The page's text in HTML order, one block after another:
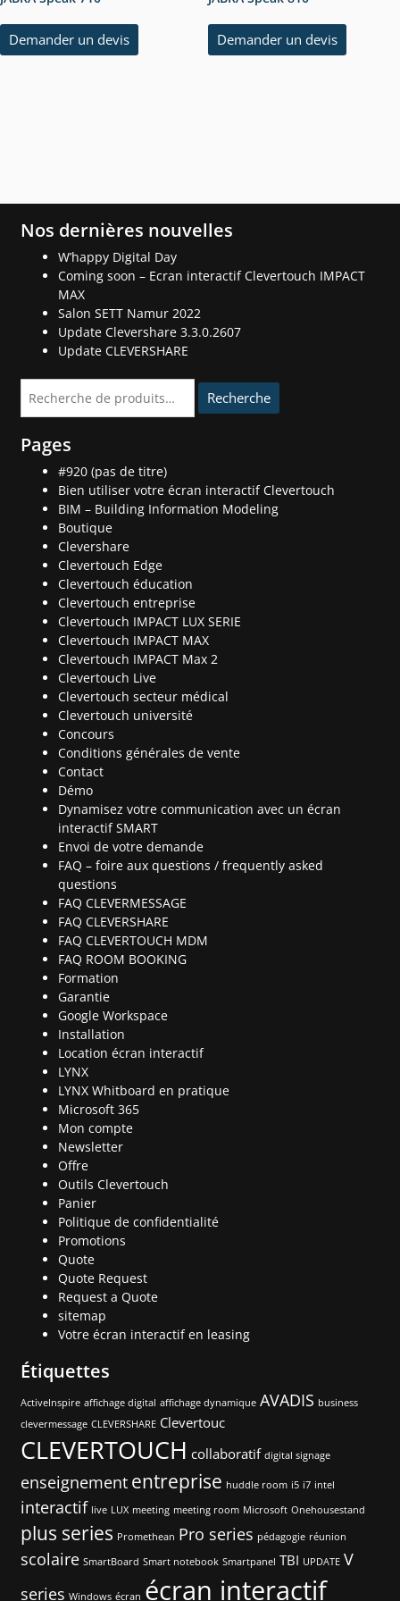
Demander un devis Demander un devis
Nos dernières nouvelles
W’happy Digital Day
Coming soon – Ecran interactif Clevertouch IMPACT
MAX
Salon SETT Namur 2022
Update Clevershare 3.3.0.2607
Update CLEVERSHARE
pour :
Recherche
Pages
#920 (pas de titre)
Bien utiliser votre écran interactif Clevertouch
BIM – Building Information Modeling
Boutique
Clevershare
Clevertouch Edge
Clevertouch éducation
Clevertouch entreprise
Clevertouch IMPACT LUX SERIE
Clevertouch IMPACT MAX
Clevertouch IMPACT Max 2
Clevertouch Live
Clevertouch secteur médical
Clevertouch université
Concours
Conditions générales de vente
Contact
Démo
Dynamisez votre communication avec un écran
interactif SMART
Envoi de votre demande
FAQ – foire aux questions / frequently asked
questions
FAQ CLEVERMESSAGE
FAQ CLEVERSHARE
FAQ CLEVERTOUCH MDM
FAQ ROOM BOOKING
Formation
Garantie
Google Workspace
Installation
Location écran interactif
LYNX
LYNX Whitboard en pratique
Microsoft 365
Mon compte
Newsletter
Offre
Outils Clevertouch
Panier
Politique de confidentialité
Promotions
Quote
Quote Request
Request a Quote
sitemap
Votre écran interactif en leasing
Étiquettes
ActiveInspire affichage digital affichage dynamique AVADIS business
clevermessage CLEVERSHARE Clevertouc
CLEVERTOUCH collaboratif digital signage
enseignement entreprise huddle room i5 i7 intel
interactif live LUX meeting meeting room Microsoft Onehousestand
plus series Promethean Pro series pédagogie réunion
scolaire SmartBoard Smart notebook Smartpanel TBI UPDATE V
series Windows écran écran interactif